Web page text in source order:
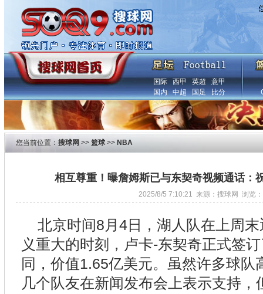
国际 西甲 英超
意甲
国内
中超 国足 比分
您当前位置： 搜球网 >> 篮球>> NBA
相互尊重！曝詹姆斯已与东契奇视频通话：
2025/8/5 7:10:21 来源：搜球网 浏览：
北京时间8月4日，湖人队在上周
义重大的时刻，卢卡-东契奇正式签
同，价值1.65亿美元。虽然许多球队
几个队友在新闻发布会上表示支持